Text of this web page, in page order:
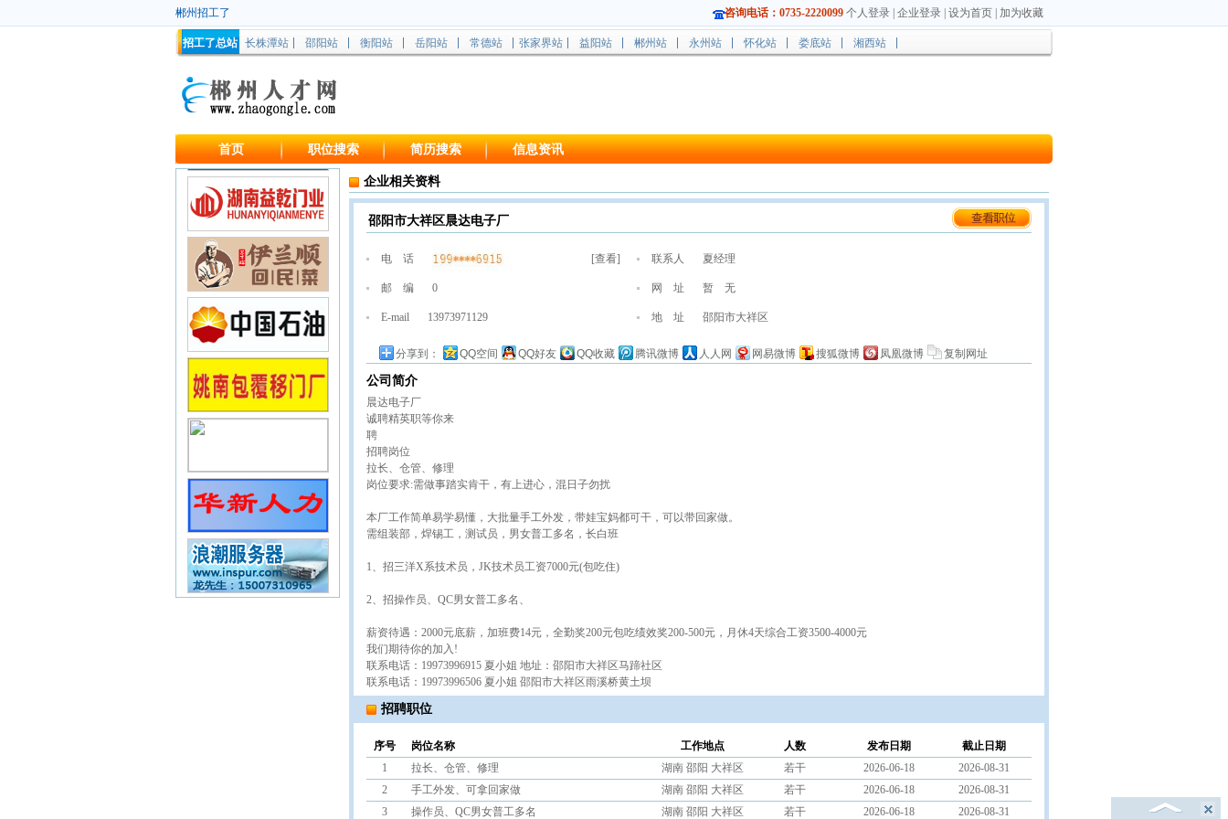
郴州招工了 咨询电话：0735-2220099 个人登录 企业登录 设为首页 加为收藏
招工了总站 长株潭站 邵阳站 衡阳站 岳阳站 常德站 张家界站 益阳站 郴州站 永州站 怀化站 娄底站 湘西站
首页 职位搜索 简历搜索 信息资讯
企业相关资料
邵阳市大祥区晨达电子厂
电 话 [查看] 联系人 夏经理
邮 编 0 网 址 暂 无
E-mail 13973971129 地 址 邵阳市大祥区
分享到： QQ空间 QQ好友 QQ收藏 腾讯微博 人人网 网易微博 搜狐微博 凤凰微博 复制网址
公司简介
晨达电子厂
诚聘精英职等你来
聘
招聘岗位
拉长、仓管、修理
岗位要求:需做事踏实肯干，有上进心，混日子勿扰
本厂工作简单易学易懂，大批量手工外发，带娃宝妈都可干，可以带回家做。
需组装部，焊锡工，测试员，男女普工多名，长白班
1、招三洋X系技术员，JK技术员工资7000元(包吃住)
2、招操作员、QC男女普工多名、
薪资待遇：2000元底薪，加班费14元，全勤奖200元包吃绩效奖200-500元，月休4天综合工资3500-4000元
我们期待你的加入!
联系电话：19973996915 夏小姐 地址：邵阳市大祥区马蹄社区
联系电话：19973996506 夏小姐 邵阳市大祥区雨溪桥黄土坝
招聘职位
序号 岗位名称 工作地点 人数 发布日期
截止日期
1
拉长、仓管、修理 湖南 邵阳 大祥区 若干 2026-06-18
2026-08-31
2
手工外发、可拿回家做 湖南 邵阳 大祥区 若干 2026-06-18
2026-08-31
3
操作员、QC男女普工多名 湖南 邵阳 大祥区 若干 2026-06-18 2026-08-31